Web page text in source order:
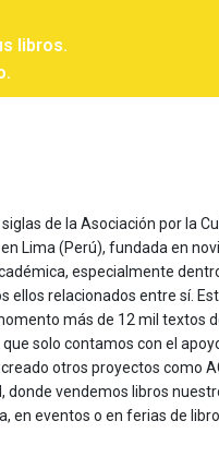
libros.
siglas de la Asociación por la
en Lima (Perú), fundada en
especialmente
ellos relacionados entre sí.
más de 12 mil textos
solo contamos con el
otros proyectos como
donde vendemos libros
en eventos o en ferias de